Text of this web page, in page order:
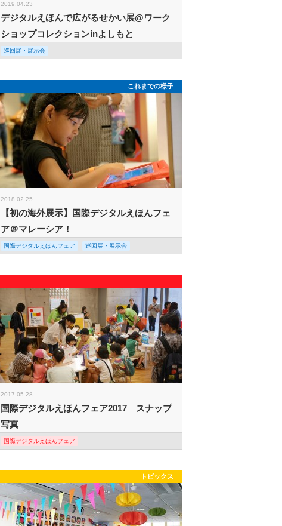
2019.04.23
デジタルえほんで広がるせかい展@ワーク
ショップコレクションinよしもと
巡回展・展示会
これまでの様子
2018.02.25
【初の海外展示】国際デジタルえほんフェ
ア＠マレーシア！
国際デジタルえほんフェア 巡回展・展示会
2017.05.28
国際デジタルえほんフェア2017 スナップ
写真
国際デジタルえほんフェア
トピックス